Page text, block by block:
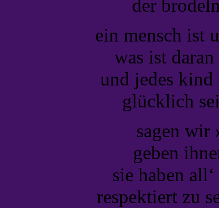
der
ein mensch ist
was ist
und jedes kind
glücklich
sagen
geben
sie haben
respektiert zu